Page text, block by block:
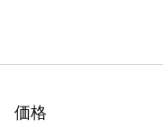
価格